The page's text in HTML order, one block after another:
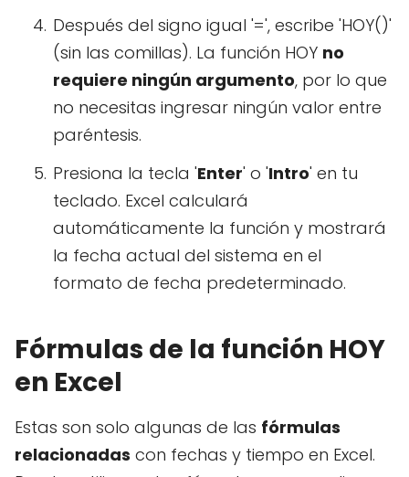
Después del signo igual '=', escribe 'HOY()'
(sin las comillas). La función HOY no
requiere ningún argumento, por lo que
no necesitas ingresar ningún valor entre
paréntesis.
Presiona la tecla 'Enter' o 'Intro' en tu
teclado. Excel calculará
automáticamente la función y mostrará
la fecha actual del sistema en el
formato de fecha predeterminado.
Fórmulas de la función HOY
en Excel
Estas son solo algunas de las fórmulas
relacionadas con fechas y tiempo en Excel.